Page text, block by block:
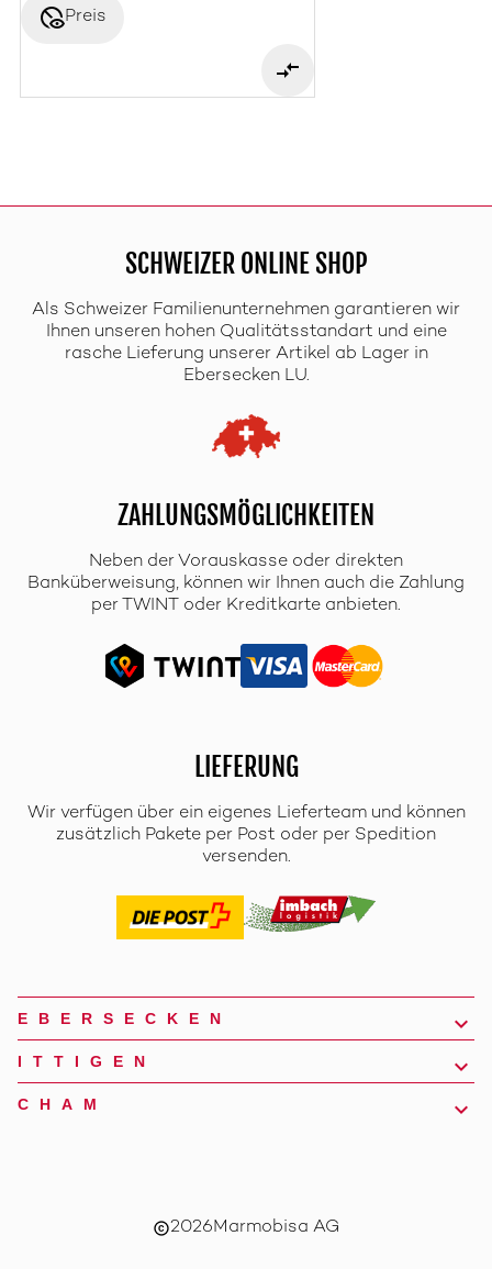
disabled_visiblePreis
SCHWEIZER ONLINE SHOP
Als Schweizer Familienunternehmen garantieren wir
Ihnen unseren hohen Qualitätsstandart und eine
rasche Lieferung unserer Artikel ab Lager in
Ebersecken LU.
ZAHLUNGSMÖGLICHKEITEN
Neben der Vorauskasse oder direkten
Banküberweisung, können wir Ihnen auch die Zahlung
per TWINT oder Kreditkarte anbieten.
LIEFERUNG
Wir verfügen über ein eigenes Lieferteam und können
zusätzlich Pakete per Post oder per Spedition
versenden.
EBERSECKEN
ITTIGEN
CHAM
copyright2026Marmobisa AG